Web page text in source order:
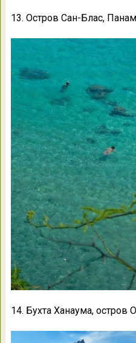
13. Остров Сан-Блас,
14. Бухта Ханаума, остров